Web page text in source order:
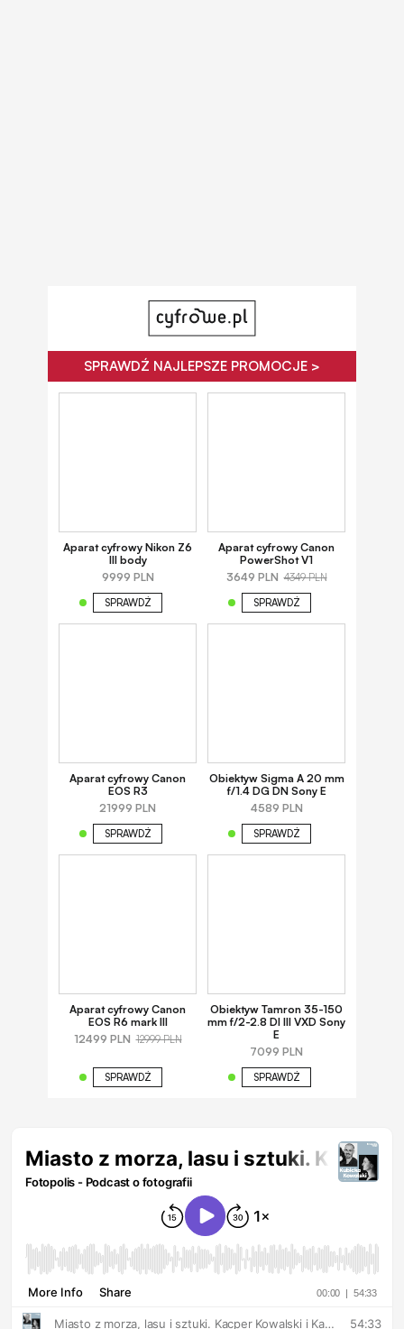
SPRAWDŹ NAJLEPSZE PROMOCJE >
Aparat cyfrowy Nikon Z6
III body
9999 PLN
SPRAWDŹ
Aparat cyfrowy Canon
PowerShot V1
3649 PLN 4349 PLN
SPRAWDŹ
Aparat cyfrowy Canon
EOS R3
21999 PLN
SPRAWDŹ
Obiektyw Sigma A 20 mm
f/1.4 DG DN Sony E
4589 PLN
SPRAWDŹ
Aparat cyfrowy Canon
EOS R6 mark III
12499 PLN 12999 PLN
SPRAWDŹ
Obiektyw Tamron 35-150
mm f/2-2.8 DI III VXD Sony
E
7099 PLN
SPRAWDŹ